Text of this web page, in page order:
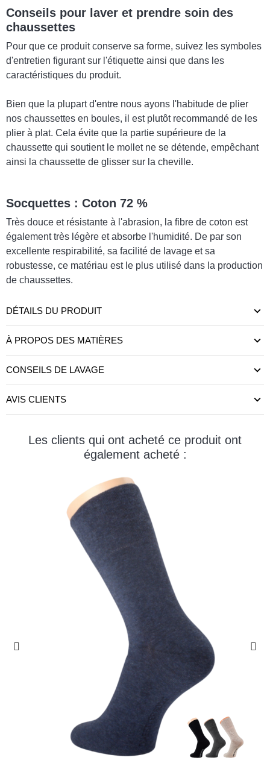
Conseils pour laver et prendre soin des
chaussettes
Pour que ce produit conserve sa forme, suivez les symboles
d'entretien figurant sur l'étiquette ainsi que dans les
caractéristiques du produit.
Bien que la plupart d'entre nous ayons l'habitude de plier
nos chaussettes en boules, il est plutôt recommandé de les
plier à plat. Cela évite que la partie supérieure de la
chaussette qui soutient le mollet ne se détende, empêchant
ainsi la chaussette de glisser sur la cheville.
Socquettes : Coton 72 %
Très douce et résistante à l'abrasion, la fibre de coton est
également très légère et absorbe l'humidité. De par son
excellente respirabilité, sa facilité de lavage et sa
robustesse, ce matériau est le plus utilisé dans la production
de chaussettes.
DÉTAILS DU PRODUIT
À PROPOS DES MATIÈRES
CONSEILS DE LAVAGE
AVIS CLIENTS
Les clients qui ont acheté ce produit ont
également acheté :